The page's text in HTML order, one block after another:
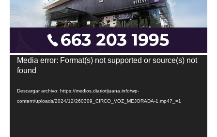
Reproductor
de
Media error: Format(s) not supported or source(s) not
found
Descargar archivo: https://medios.diariotijuana.info/wp-
content/uploads/2024/12/260309_CIRCO_VOZ_MEJORADA-1.mp4?_=1